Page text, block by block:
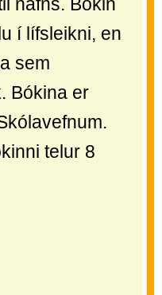
nafns. Bókin
í lífsleikni, en
sem
Bókina er
telur 8